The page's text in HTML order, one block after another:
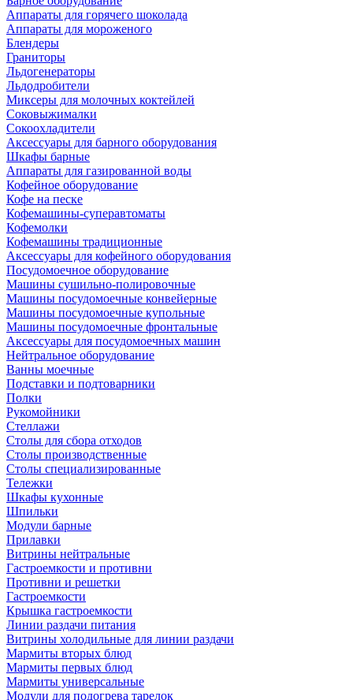
Аппараты для горячего шоколада
Аппараты для мороженого
Блендеры
Граниторы
Льдогенераторы
Льдодробители
Миксеры для молочных коктейлей
Соковыжималки
Сокоохладители
Аксессуары для барного оборудования
Шкафы барные
Аппараты для газированной воды
Кофейное оборудование
Кофе на песке
Кофемашины-суперавтоматы
Кофемолки
Кофемашины традиционные
Аксессуары для кофейного оборудования
Посудомоечное оборудование
Машины сушильно-полировочные
Машины посудомоечные конвейерные
Машины посудомоечные купольные
Машины посудомоечные фронтальные
Аксессуары для посудомоечных машин
Нейтральное оборудование
Ванны моечные
Подставки и подтоварники
Полки
Рукомойники
Стеллажи
Столы для сбора отходов
Столы производственные
Столы специализированные
Тележки
Шкафы кухонные
Шпильки
Модули барные
Прилавки
Витрины нейтральные
Гастроемкости и противни
Противни и решетки
Гастроемкости
Крышка гастроемкости
Линии раздачи питания
Витрины холодильные для линии раздачи
Мармиты вторых блюд
Мармиты первых блюд
Мармиты универсальные
Модули для подогрева тарелок